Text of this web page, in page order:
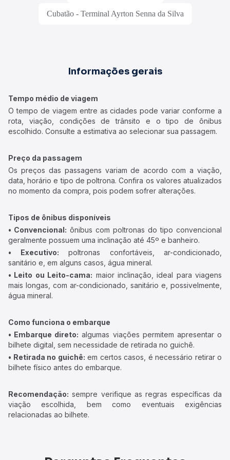
Cubatão - Terminal Ayrton Senna da Silva
Informações gerais
Tempo médio de viagem
O tempo de viagem entre as cidades pode variar conforme a
rota, viação, condições de trânsito e o tipo de ônibus
escolhido. Consulte a estimativa ao selecionar sua passagem.
Preço da passagem
Os preços das passagens variam de acordo com a viação,
data, horário e tipo de poltrona. Confira os valores atualizados
no momento da compra, pois podem sofrer alterações.
Tipos de ônibus disponíveis
• Convencional: ônibus com poltronas do tipo convencional
geralmente possuem uma inclinação até 45º e banheiro.
• Executivo: poltronas confortáveis, ar-condicionado,
sanitário e, em alguns casos, água mineral.
• Leito ou Leito-cama: maior inclinação, ideal para viagens
mais longas, com ar-condicionado, sanitário e, possivelmente,
água mineral.
Como funciona o embarque
• Embarque direto: algumas viações permitem apresentar o
bilhete digital, sem necessidade de retirada no guichê.
• Retirada no guichê: em certos casos, é necessário retirar o
bilhete físico antes do embarque.
Recomendação: sempre verifique as regras específicas da
viação escolhida, bem como eventuais exigências
relacionadas ao bilhete.